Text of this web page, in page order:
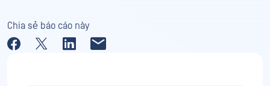
Chia sẻ báo cáo này